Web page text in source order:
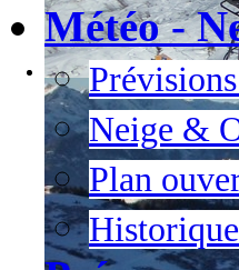
Météo -
Neige &
Plan